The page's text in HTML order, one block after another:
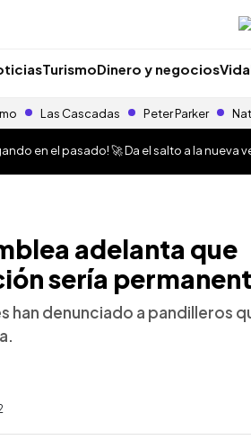
TurismoDinero y negociosVida
Las Cascadas Peter Parker
en el pasado! 🚀 Da el salto a la nueva
adelanta que
sería
han denunciado a pandilleros